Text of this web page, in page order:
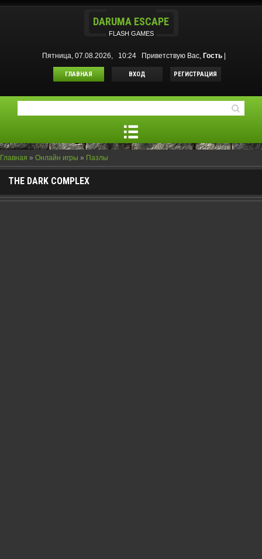
DARUMA ESCAPE
FLASH GAMES
Пятница, 07.08.2026, 10:24 Приветствую Вас, Гость
ГЛАВНАЯ ВХОД РЕГИСТРАЦИЯ
Главная » Онлайн игры » Пазлы
THE DARK COMPLEX